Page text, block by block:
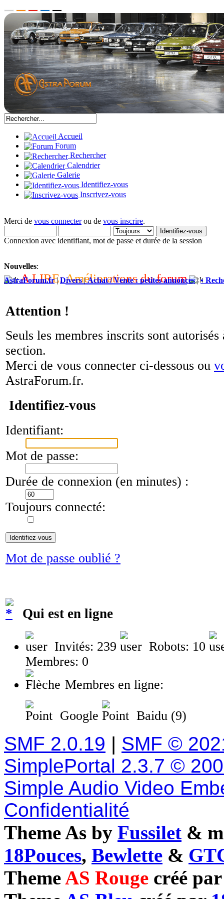
Accueil
Forum
Rechercher
Calendrier
Galerie
Identifiez-vous
Inscrivez-vous
Merci de vous connecterou de vous inscrire.
Connexion avec identifiant, mot de passe et durée de la session
Nouvelles:
A LIRE: Améliorations du forum
AstraForum.fr|Divers|Achat / Vente : petites annonces|•
Attention !
Seuls les membres inscrits sont autorisés
section.
Merci de vous connecter ci-dessous ou
AstraForum.fr.
Identifiez-vous
Identifiant:
Mot de passe:
Durée de connexion (en minutes) :
Toujours connecté:
Mot de passe oublié ?
Qui est en ligne
Invités: 239
Robots: 10
Membres: 0
Membres en ligne:
Google Baidu (9)
SMF 2.0.19 | SMF ©
SimplePortal 2.3.7 ©
Simple Audio Video
Confidentialité
Theme As by Fussilet &
18Pouces, Bewlette &
ThemeAS Rouge créé